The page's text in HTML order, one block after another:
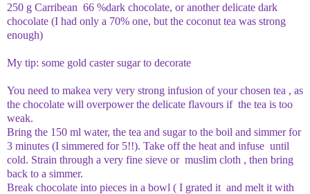
250 g Carribean 66 %dark chocolate, or another delicate dark
chocolate (I had only a 70% one, but the coconut tea was strong
enough)
My tip: some gold caster sugar to decorate
You need to makea very very strong infusion of your chosen tea , as
the chocolate will overpower the delicate flavours if the tea is too
weak.
Bring the 150 ml water, the tea and sugar to the boil and simmer for
3 minutes (I simmered for 5!!). Take off the heat and infuse until
cold. Strain through a very fine sieve or muslim cloth , then bring
back to a simmer.
Break chocolate into pieces in a bowl ( I grated it and melt it with